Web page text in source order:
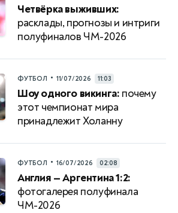
Четвёрка выживших:
расклады, прогнозы и интриги
полуфиналов ЧМ-2026
ФУТБОЛ • 11/07/2026 11:03
Шоу одного викинга: почему
этот чемпионат мира
принадлежит Холанну
ФУТБОЛ • 16/07/2026 02:08
Англия — Аргентина 1:2:
фотогалерея полуфинала
ЧМ-2026